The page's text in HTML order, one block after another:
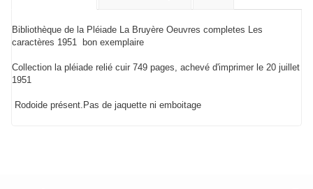
Bibliothèque de la Pléiade La Bruyère Oeuvres completes Les
caractères 1951 bon exemplaire
Collection la pléiade relié cuir 749 pages, achevé d'imprimer le 20 juillet
1951
Rodoide présent.Pas de jaquette ni emboitage